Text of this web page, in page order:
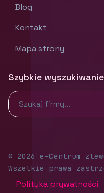
Blog
Kontakt
Mapa strony
Szybkie wyszukiwanie
© 2026 e-Centrum
Wszelkie prawa
Polityka prywatności